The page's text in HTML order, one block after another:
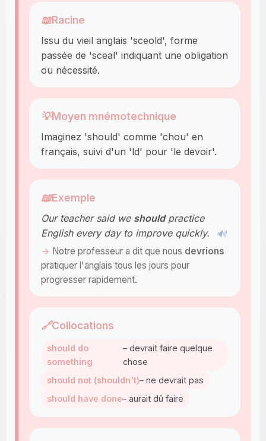
📖Racine
Issu du vieil anglais 'sceold', forme
passée de 'sceal' indiquant une obligation
ou nécessité.
💡Moyen mnémotechnique
Imaginez 'should' comme 'chou' en
français, suivi d'un 'ld' pour 'le devoir'.
📖Exemple
Our teacher said we shouldpractice
English every day to improve quickly.
🔊
Notre professeur a dit que nous devrions
pratiquer l'anglais tous les jours pour
progresser rapidement.
🔗Collocations
should do
something
– devrait faire quelque
chose
should not (shouldn't)– ne devrait pas
should have done– aurait dû faire